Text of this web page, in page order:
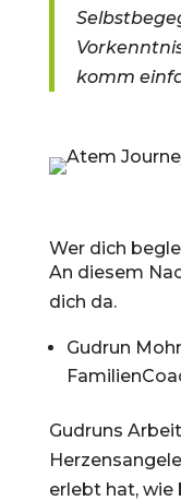
komm
Wer dich
An diesem
dich da.
Gudrun
Gudruns
erlebt hat, wie